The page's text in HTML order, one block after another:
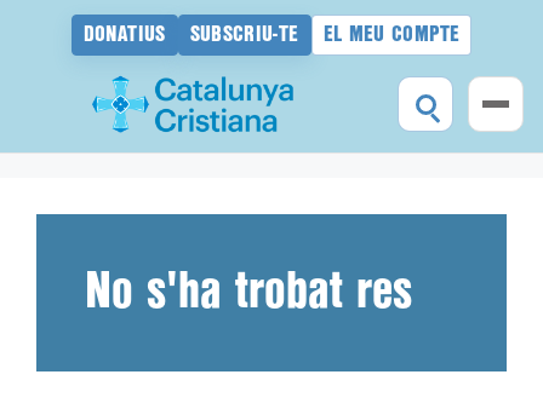
DONATIUS SUBSCRIU-TE EL MEU COMPTE
No s'ha trobat res